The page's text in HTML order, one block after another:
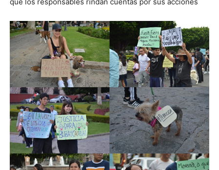
que los responsables rindan cuentas por sus acciones